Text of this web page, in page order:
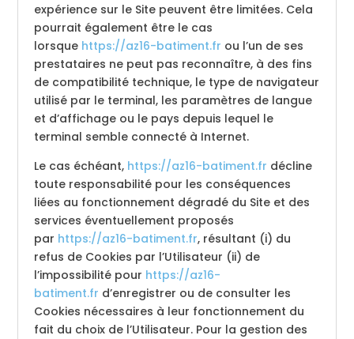
expérience sur le Site peuvent être limitées. Cela
pourrait également être le cas
lorsque https://az16-batiment.fr ou l’un de ses
prestataires ne peut pas reconnaître, à des fins
de compatibilité technique, le type de navigateur
utilisé par le terminal, les paramètres de langue
et d’affichage ou le pays depuis lequel le
terminal semble connecté à Internet.
Le cas échéant, https://az16-batiment.fr décline
toute responsabilité pour les conséquences
liées au fonctionnement dégradé du Site et des
services éventuellement proposés
par https://az16-batiment.fr, résultant (i) du
refus de Cookies par l’Utilisateur (ii) de
l’impossibilité pour https://az16-
batiment.fr d’enregistrer ou de consulter les
Cookies nécessaires à leur fonctionnement du
fait du choix de l’Utilisateur. Pour la gestion des